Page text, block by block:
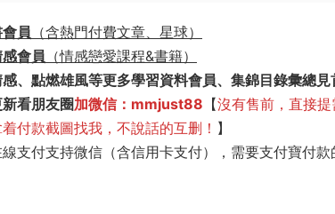
員 （含熱門付費文章、星球）
會員 （情感戀愛課程&書籍）
、點燃雄風等更多學習資料會員、集錦目錄彙總見
看朋友圈加微信：mmjust88 【沒有售前，直接
付款截圖找我，不說話的互删！ 】
支付支持微信（含信用卡支付），需要支付寶付